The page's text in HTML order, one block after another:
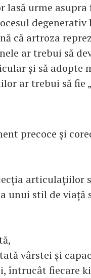
lasă urme
că artroza
ar trebui să
și să adopte
ar trebui să fie
precoce și
articulațiilor
unui stil de viață
vârstei și
întrucât fiecare